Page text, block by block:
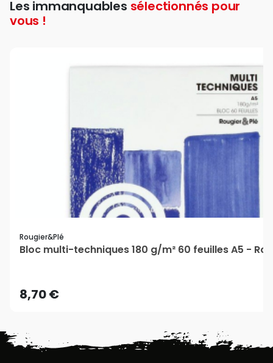
Les immanquables sélectionnés pour
vous !
Rougier&plé
Bloc multi-techniques 180 g/m² 60 feuilles A5 -
8,70 €